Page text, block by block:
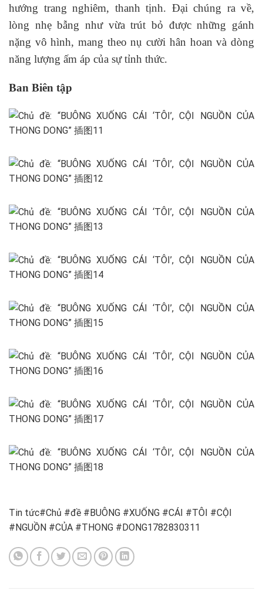
hướng trang nghiêm, thanh tịnh. Đại chúng ra về,
lòng nhẹ bẫng như vừa trút bỏ được những gánh
nặng vô hình, mang theo nụ cười hân hoan và dòng
năng lượng ấm áp của sự tỉnh thức.
Ban Biên tập
Tin tức#Chủ #đề #BUÔNG #XUỐNG #CÁI #TÔI #CỘI
#NGUỒN #CỦA #THONG #DONG1782830311